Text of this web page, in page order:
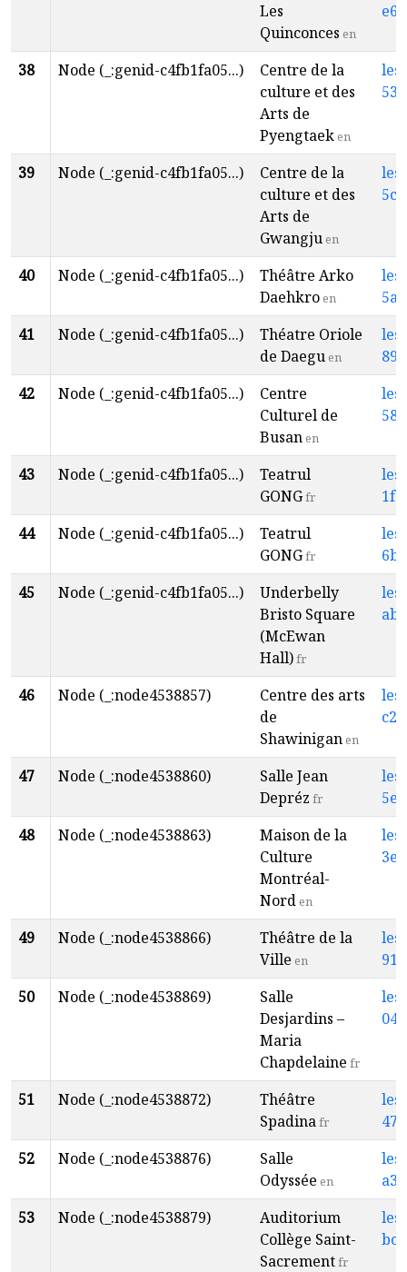
Les
Quinconces en
38 Node (_:genid-c4fb1fa05...)
Centre de la
culture et des
Arts de
Pyengtaeken
39 Node (_:genid-c4fb1fa05...)
Centre de la
culture et des
Arts de
Gwangju en
40 Node (_:genid-c4fb1fa05...)
Théâtre Arko
Daehkroen
41
Node (_:genid-c4fb1fa05...)
Théatre Oriole
de Daegu en
42
Node (_:genid-c4fb1fa05...)
Centre
Culturel de
Busanen
43 Node (_:genid-c4fb1fa05...)
Teatrul
GONGfr
44
Node (_:genid-c4fb1fa05...)
Teatrul
GONGfr
45
Node (_:genid-c4fb1fa05...)
Underbelly
Bristo Square
(McEwan
Hall)fr
46 Node (_:node4538857)
Centre des arts
de
Shawiniganen
47 Node (_:node4538860)
Salle Jean
Depréz fr
48
Node (_:node4538863)
Maison de la
Culture
Montréal-
Norden
49 Node (_:node4538866)
Théâtre de la
Ville en
50
Node (_:node4538869)
Salle
Desjardins –
Maria
Chapdelaine fr
51 Node (_:node4538872)
Théâtre
Spadinafr
52
Node (_:node4538876)
Salle
Odyssée en
53
Node (_:node4538879)
Auditorium
Collège Saint-
Sacrementfr